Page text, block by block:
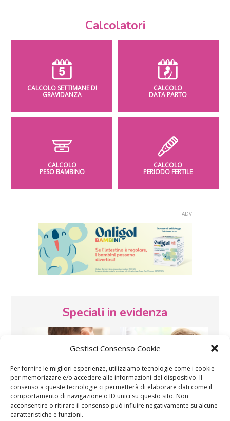
Gestisci Consenso Cookie
Per fornire le migliori esperienze, utilizziamo tecnologie come i cookie
per memorizzare e/o accedere alle informazioni del dispositivo. Il
consenso a queste tecnologie ci permetterà di elaborare dati come il
comportamento di navigazione o ID unici su questo sito. Non
acconsentire o ritirare il consenso può influire negativamente su alcune
caratteristiche e funzioni.
Calcolatori
CALCOLO SETTIMANE DI
GRAVIDANZA
CALCOLO
DATA PARTO
CALCOLO
PESO BAMBINO
CALCOLO
PERIODO FERTILE
Speciali in evidenza
Vaccini SOS Pediatra